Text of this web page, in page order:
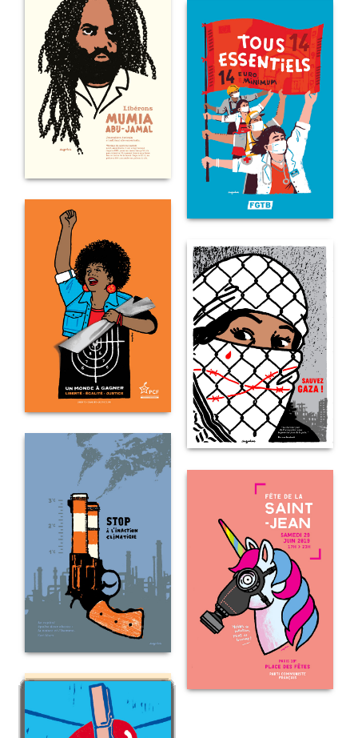
LIBÉRONS
TOUS
ESSENTIELS
LIBERTÉ
SAUVEZ
STOP
À
CLIMATIQUE